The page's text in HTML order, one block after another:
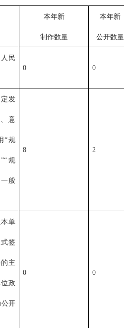
本年新
制作数量
本年新
公开数量
民
0 0
发
意
“规
规
一般
8 2
单
签
主
政
开
0 0